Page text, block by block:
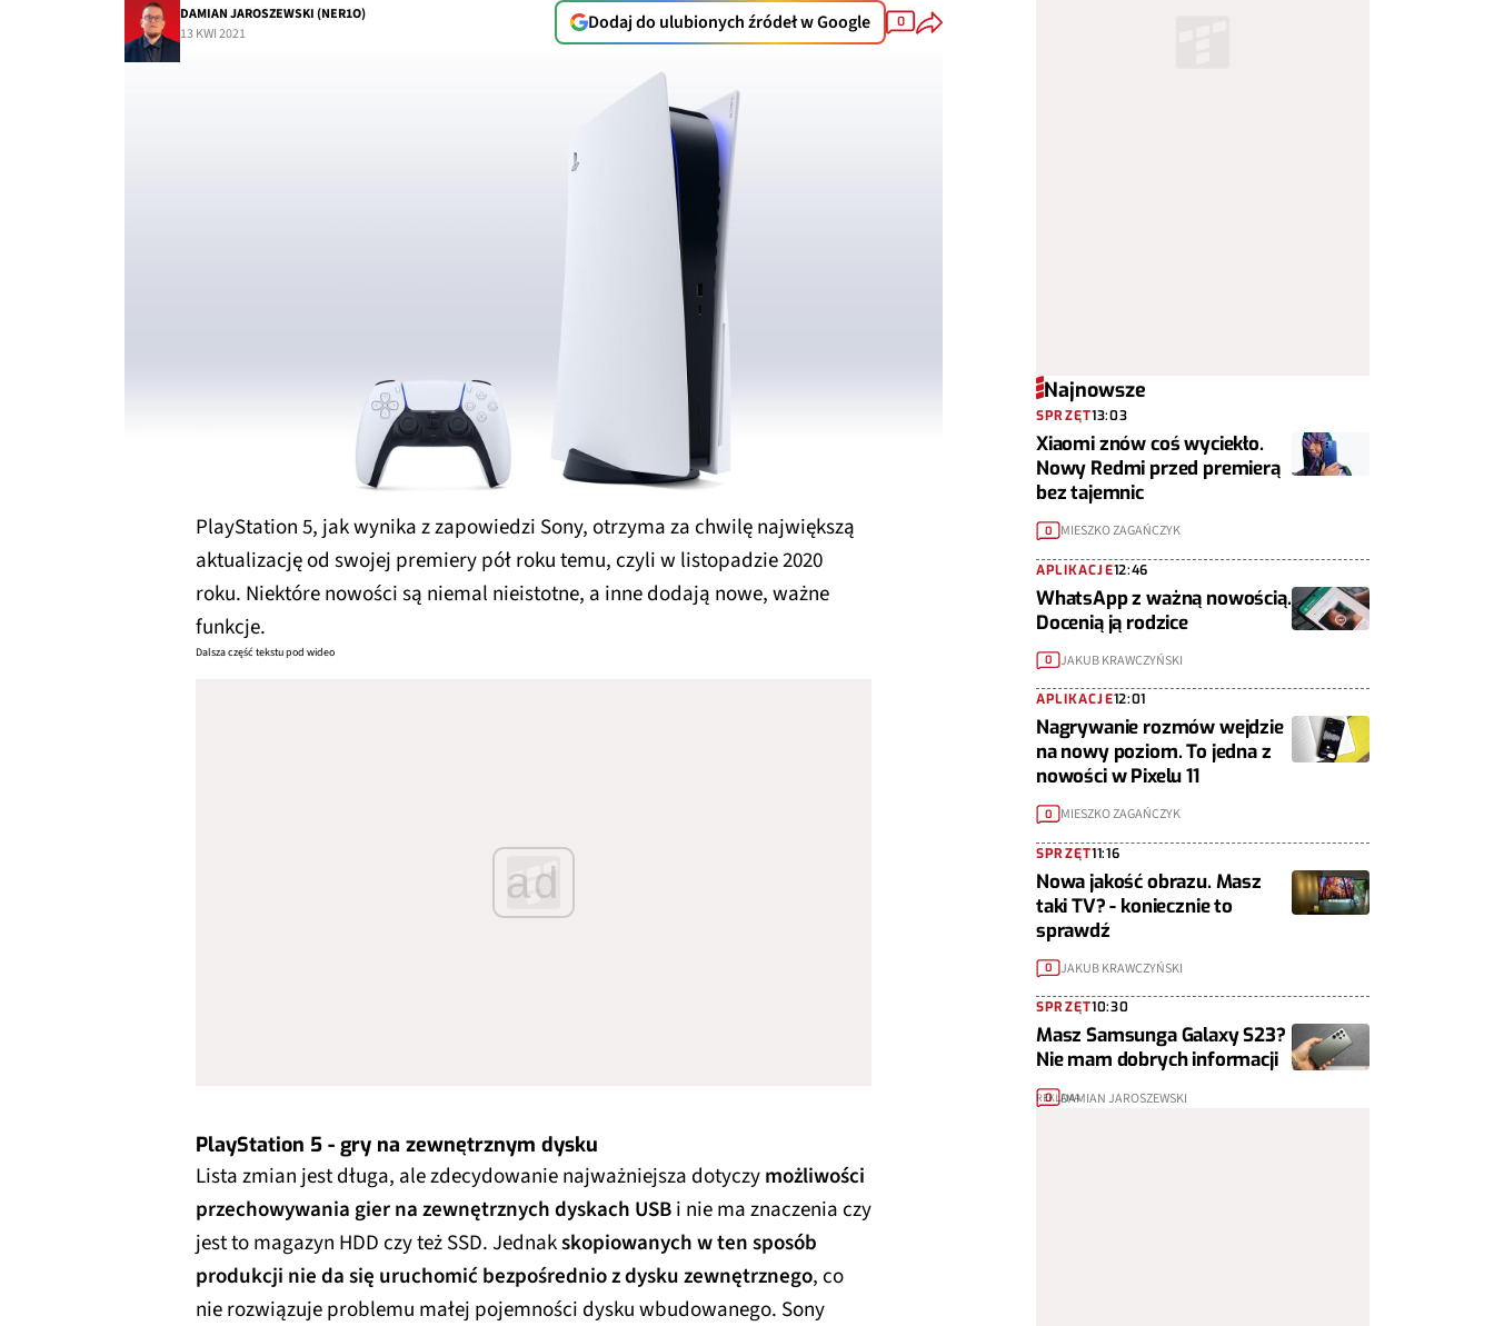
DAMIAN JAROSZEWSKI (NER1O)
13 KWI 2021
Dodaj do ulubionych źródeł w Google 0
PlayStation 5, jak wynika z zapowiedzi Sony, otrzyma za chwilę największą
aktualizację od swojej premiery pół roku temu, czyli w listopadzie 2020
roku. Niektóre nowości są niemal nieistotne, a inne dodają nowe, ważne
funkcje.
Dalsza część tekstu pod wideo
ad
PlayStation 5 - gry na zewnętrznym dysku
Lista zmian jest długa, ale zdecydowanie najważniejsza dotyczymożliwości
przechowywania gier na zewnętrznych dyskach USBi nie ma znaczenia czy
jest to magazyn HDD czy też SSD. Jednakskopiowanych w ten sposób
produkcji nie da się uruchomić bezpośrednio z dysku zewnętrznego, co
nie rozwiązuje problemu małej pojemności dysku wbudowanego. Sony
Najnowsze
SPRZĘT13:03
Xiaomi znów coś wyciekło.
Nowy Redmi przed premierą
bez tajemnic
0 MIESZKO ZAGAŃCZYK
APLIKACJE12:46
WhatsApp z ważną nowością.
Docenią ją rodzice
0 JAKUB KRAWCZYŃSKI
APLIKACJE12:01
Nagrywanie rozmów wejdzie
na nowy poziom. To jedna z
nowości w Pixelu 11
0 MIESZKO ZAGAŃCZYK
SPRZĘT11:16
Nowa jakość obrazu. Masz
taki TV? - koniecznie to
sprawdź
0 JAKUB KRAWCZYŃSKI
SPRZĘT10:30
Masz Samsunga Galaxy S23?
Nie mam dobrych informacji
0 DAMIAN JAROSZEWSKI